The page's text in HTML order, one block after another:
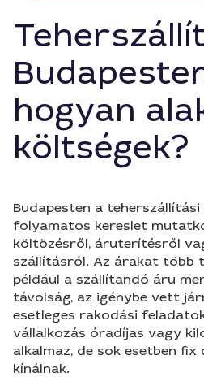
hogyan
költségek?
Budapesten a
folyamatos kereslet
költözésről, áruterítésről
szállításról. Az árakat több
például a szállítandó áru
távolság, az igénybe vett
esetleges rakodási
vállalkozás óradíjas vagy
alkalmaz, de sok esetben
kínálnak.